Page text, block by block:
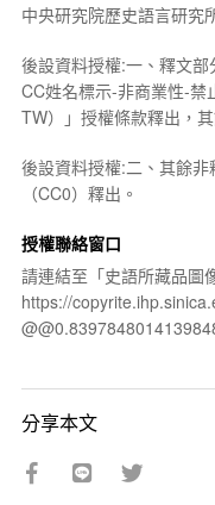
中央研究院歷史語言研究
後設資料授權:一、釋文
CC姓名標示-非商業性-禁
TW）」授權條款釋出，
後設資料授權:二、其餘
（CC0）釋出。
授權聯絡窗口
請連結至「史語所藏品圖
https://
分享本文